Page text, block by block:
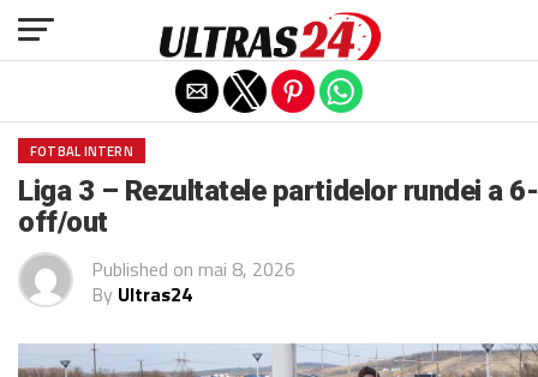
FOTBAL INTERN
Liga 3 – Rezultatele partidelor rundei a
off/out
Published on mai 8, 2026
By Ultras24
Exit mobile version